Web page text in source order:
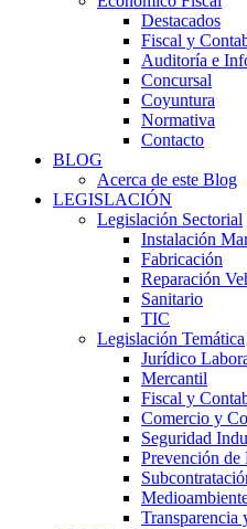
Destacados
Fiscal y
Auditoría e
Concursal
Coyuntura
Normativa
Contacto
BLOG
Acerca de este Blog
LEGISLACIÓN
Legislación Sectorial
Instalación
Fabricación
Reparación
Sanitario
TIC
Legislación Temática
Jurídico
Mercantil
Fiscal y
Comercio y
Seguridad
Prevención de
Transparencia